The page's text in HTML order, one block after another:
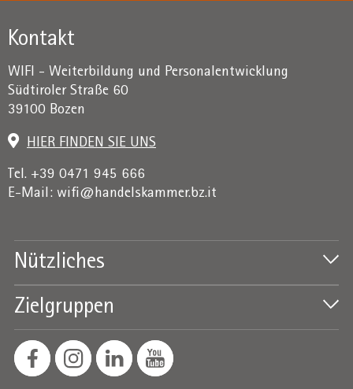
Kontakt
WIFI - Weiterbildung und Personalentwicklung
Südtiroler Straße 60
39100 Bozen
HIER FINDEN SIE UNS
Tel. +39 0471 945 666
E-Mail: wifi@handelskammer.bz.it
Nützliches
Zielgruppen